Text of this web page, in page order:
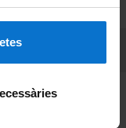
Terms and privacy